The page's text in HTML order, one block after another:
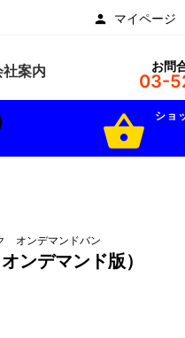
マイページ
社案内 お
03-
shopping_basket ショ
オンデマンドバン
ンデマンド版）